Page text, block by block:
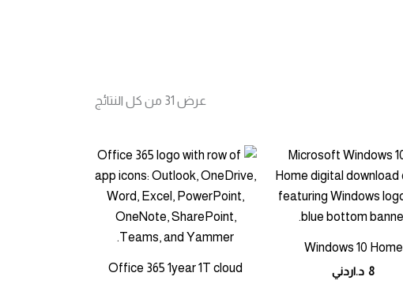
عرض ⁦31⁩ من كل النتائج
Windows 10 Home
8 د.اردني Office 365 1year 1T cloud